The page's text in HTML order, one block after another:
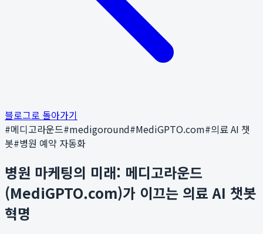
블로그로 돌아가기
#메디고라운드#medigoround#MediGPTO.com#의료 AI 챗
봇#병원 예약 자동화
병원 마케팅의 미래: 메디고라운드
(MediGPTO.com)가 이끄는 의료 AI 챗봇
혁명